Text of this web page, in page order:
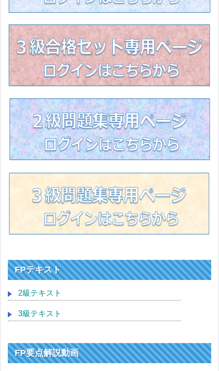
FPテキスト
2級テキスト
3級テキスト
FP要点解説動画